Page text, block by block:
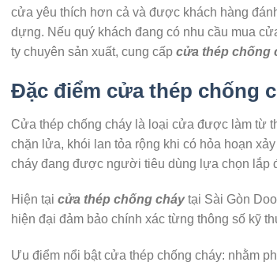
cửa yêu thích hơn cả và được khách hàng
dựng. Nếu quý khách đang có nhu cầu mua
ty chuyên sản xuất, cung cấp cửa thép chống
Đặc điểm cửa thép chống
Cửa thép chống cháy là loại cửa được làm từ
chặn lửa, khói lan tỏa rộng khi có hỏa hoạn
cháy đang được người tiêu dùng lựa chọn lắp
Hiện tại cửa thép chống cháytại Sài Gòn
hiện đại đảm bảo chính xác từng thông số kỹ
Ưu điểm nổi bật cửa thép chống cháy: nhằm